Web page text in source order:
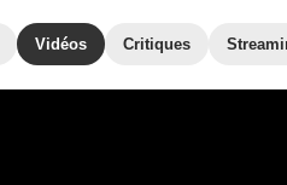
Vidéos Critiques